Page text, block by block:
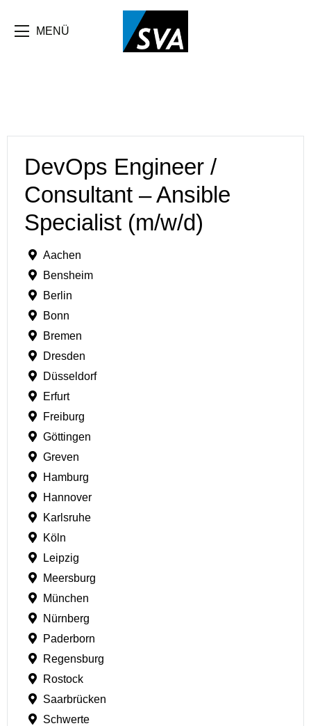
MENÜ
DevOps Engineer /
Consultant – Ansible
Specialist (m/w/d)
Aachen
Bensheim
Berlin
Bonn
Bremen
Dresden
Düsseldorf
Erfurt
Freiburg
Göttingen
Greven
Hamburg
Hannover
Karlsruhe
Köln
Leipzig
Meersburg
München
Nürnberg
Paderborn
Regensburg
Rostock
Saarbrücken
Schwerte